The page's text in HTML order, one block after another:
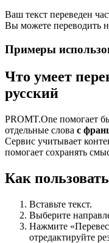
Ваш текст переведен
Вы можете переводить
Примеры
Что умеет
русский
PROMT.One помогает
отдельные слова с
Сервис учитывает
помогает сохранять
Как
Вставьте текст.
Выберите
Нажмите
отредактируйте